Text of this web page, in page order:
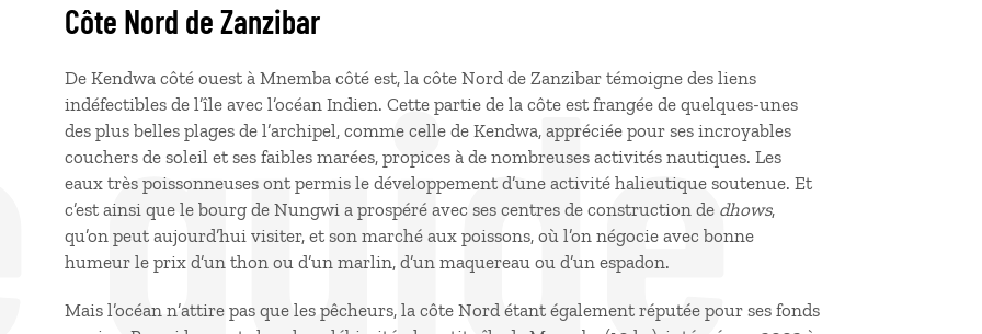
guide
Côte Nord de Zanzibar
De Kendwa côté ouest à Mnemba côté est, la côte Nord de Zanzibar témoigne des liens
indéfectibles de l’île avec l’océan Indien. Cette partie de la côte est frangée de quelques-unes
des plus belles plages de l’archipel, comme celle de Kendwa, appréciée pour ses incroyables
couchers de soleil et ses faibles marées, propices à de nombreuses activités nautiques. Les
eaux très poissonneuses ont permis le développement d’une activité halieutique soutenue. Et
c’est ainsi que le bourg de Nungwi a prospéré avec ses centres de construction de dhows,
qu’on peut aujourd’hui visiter, et son marché aux poissons, où l’on négocie avec bonne
humeur le prix d’un thon ou d’un marlin, d’un maquereau ou d’un espadon.
Mais l’océan n’attire pas que les pêcheurs, la côte Nord étant également réputée pour ses fonds